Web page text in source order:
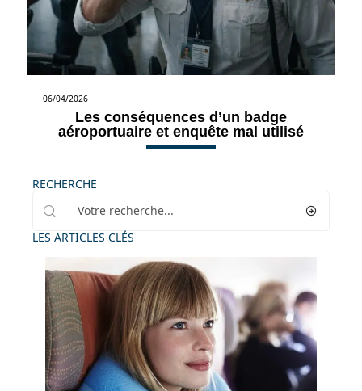
06/04/2026
Les conséquences d’un badge
aéroportuaire et enquête mal utilisé
RECHERCHE
LES ARTICLES CLÉS